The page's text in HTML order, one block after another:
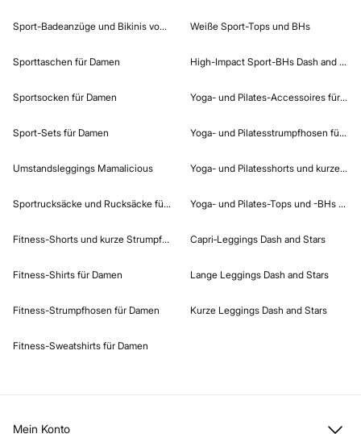
Sport-Badeanzüge und Bikinis von Dash and Stars
Sporttaschen für Damen
Sportsocken für Damen
Sport-Sets für Damen
Umstandsleggings Mamalicious
Sportrucksäcke und Rucksäcke für Damen
Fitness-Shorts und kurze Strumpfhosen für Damen
Fitness-Shirts für Damen
Fitness-Strumpfhosen für Damen
Fitness-Sweatshirts für Damen
Weiße Sport-Tops und BHs
High-Impact Sport-BHs Dash and Stars
Yoga- und Pilates-Accessoires für
Yoga- und Pilatesstrumpfhosen für
Yoga- und Pilatesshorts und kurze
Yoga- und Pilates-Tops und -BHs für
Capri‑Leggings Dash and Stars
Lange Leggings Dash and Stars
Kurze Leggings Dash and Stars
Mein Konto